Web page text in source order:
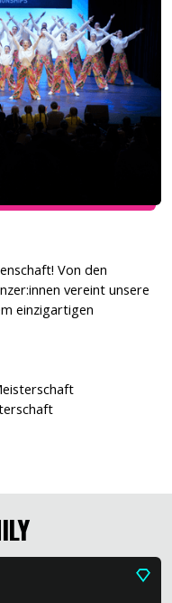
Von den
vereint unsere
einzigartigen